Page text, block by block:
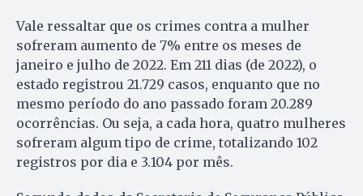
Vale ressaltar que os crimes contra a mulher
sofreram aumento de 7% entre os meses de
janeiro e julho de 2022. Em 211 dias (de 2022), o
estado registrou 21.729 casos, enquanto que no
mesmo período do ano passado foram 20.289
ocorrências. Ou seja, a cada hora, quatro mulheres
sofreram algum tipo de crime, totalizando 102
registros por dia e 3.104 por mês.